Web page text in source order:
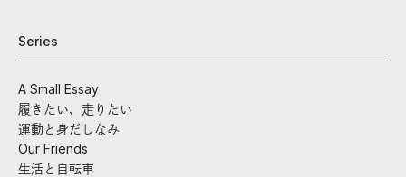
Series
A Small Essay
履きたい、走りたい
運動と身だしなみ
Our Friends
生活と自転車